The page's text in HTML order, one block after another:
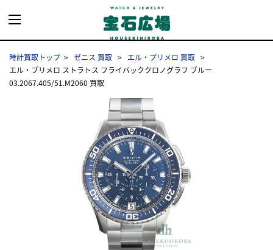
時計買取トップ ゼニス 買取
エル・プリメロ 買取
エル・プリメロ ストラトス フライバッククロノグラフ ブルー
03.2067.405/51.M2060 買取